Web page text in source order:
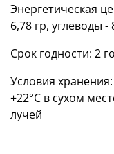
Энергетическая
6,78 гр, углеводы
Срок годности: 2
Условия
+22°C в сухом
лучей